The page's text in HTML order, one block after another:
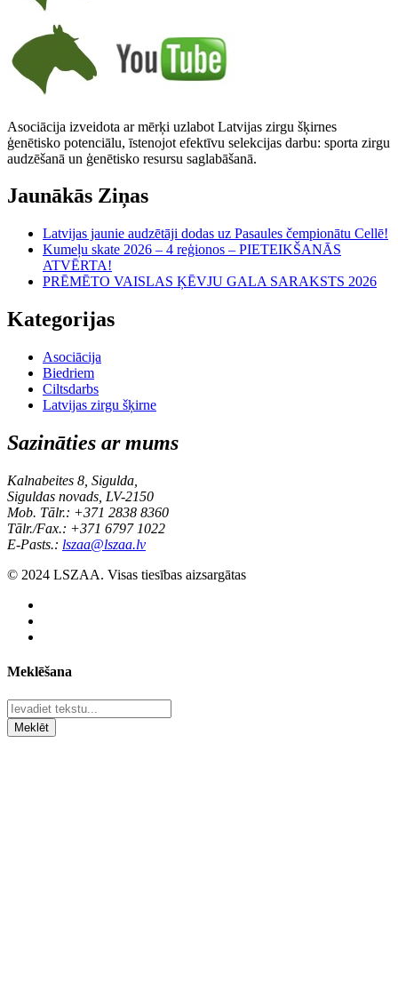
Asociācija izveidota ar mērķi uzlabot Latvijas zirgu šķirnes
ģenētisko potenciālu, īstenojot efektīvu selekcijas darbu: sporta zirgu
audzēšanā un ģenētisko resursu saglabāšanā.
Jaunākās Ziņas
Latvijas jaunie audzētāji dodas uz Pasaules čempionātu Cellē!
Kumeļu skate 2026 – 4 reģionos – PIETEIKŠANĀS
ATVĒRTA!
PRĒMĒTO VAISLAS ĶĒVJU GALA SARAKSTS 2026
Kategorijas
Asociācija
Biedriem
Ciltsdarbs
Latvijas zirgu šķirne
Sazināties ar mums
Kalnabeites 8, Sigulda,
Siguldas novads, LV-2150
Mob. Tālr.: +371 2838 8360
Tālr./Fax.: +371 6797 1022
E-Pasts.: lszaa@lszaa.lv
© 2024 LSZAA. Visas tiesības aizsargātas
Meklēšana
Meklēt